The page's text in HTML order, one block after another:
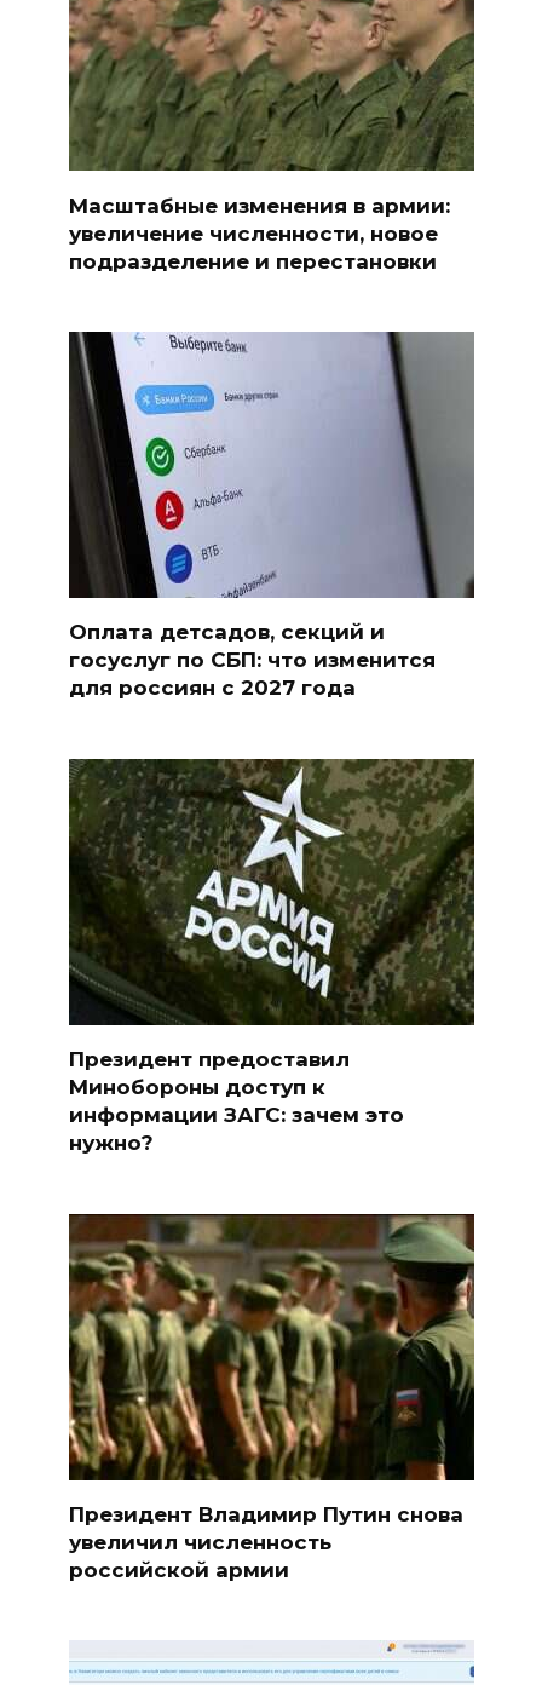
Масштабные изменения в армии:
увеличение численности, новое
подразделение и перестановки
Оплата детсадов, секций и
госуслуг по СБП: что изменится
для россиян с 2027 года
Президент предоставил
Минобороны доступ к
информации ЗАГС: зачем это
нужно?
Президент Владимир Путин снова
увеличил численность
российской армии